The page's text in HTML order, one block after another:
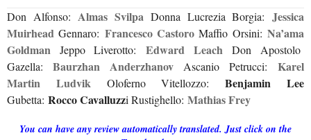
Don Alfonso: Almas Svilpa Donna Lucrezia Borgia:Jessica
MuirheadGennaro: Francesco Castoro Maffio Orsini:Na’ama
Goldman Jeppo Liverotto:Edward Leach
Don Apostolo
Gazella: Baurzhan Anderzhanov Ascanio Petrucci: Karel
Martin Ludvik Oloferno Vitellozzo:Benjamin Lee
Gubetta: Rocco Cavalluzzi Rustighello: Mathias Frey
You can have any review automatically translated. Just click on the